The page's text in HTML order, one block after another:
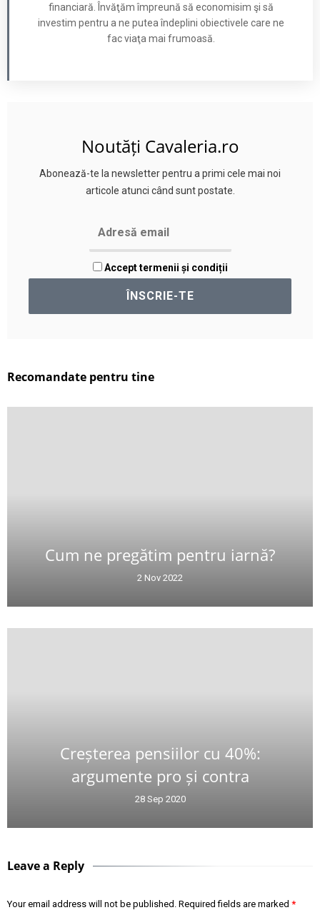
financiară. Învăţăm împreună să economisim şi să
investim pentru a ne putea îndeplini obiectivele care ne
fac viaţa mai frumoasă.
Noutăți Cavaleria.ro
Abonează-te la newsletter pentru a primi cele mai noi
articole atunci când sunt postate.
Accept termenii și condiții
Recomandate pentru tine
Cum ne pregătim pentru iarnă?
2 Nov 2022
Creșterea pensiilor cu 40%:
argumente pro și contra
28 Sep 2020
Leave a Reply
Your email address will not be published. Required fields are marked *